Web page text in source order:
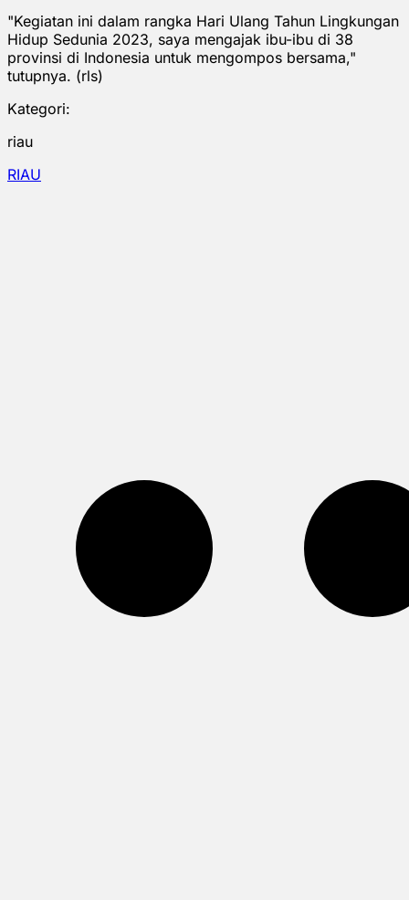
"Kegiatan ini dalam rangka Hari Ulang Tahun Lingkungan
Hidup Sedunia 2023, saya mengajak ibu-ibu di 38
provinsi di Indonesia untuk mengompos bersama,"
tutupnya. (rls)
Kategori:
riau
RIAU